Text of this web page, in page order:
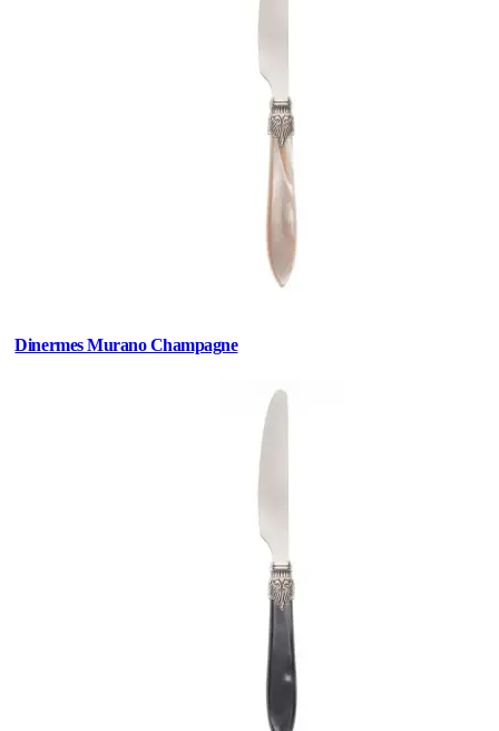
Dinermes Murano Champagne